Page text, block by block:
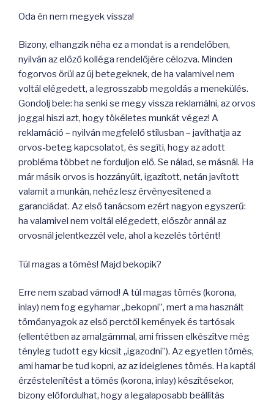
Oda én nem megyek vissza!
Bizony, elhangzik néha ez a mondat is a rendelőben,
nyilván az előző kolléga rendelőjére célozva. Minden
fogorvos örül az új betegeknek, de ha valamivel nem
voltál elégedett, a legrosszabb megoldás a menekülés.
Gondolj bele: ha senki se megy vissza reklamálni, az orvos
joggal hiszi azt, hogy tökéletes munkát végez! A
reklamáció – nyilván megfelelő stílusban – javíthatja az
orvos-beteg kapcsolatot, és segíti, hogy az adott
probléma többet ne forduljon elő. Se nálad, se másnál. Ha
már másik orvos is hozzányúlt, igazított, netán javított
valamit a munkán, nehéz lesz érvényesítened a
garanciádat. Az első tanácsom ezért nagyon egyszerű:
ha valamivel nem voltál elégedett, először annál az
orvosnál jelentkezzél vele, ahol a kezelés történt!
Túl magas a tömés! Majd bekopik?
Erre nem szabad várnod! A túl magas tömés (korona,
inlay) nem fog egyhamar „bekopni”, mert a ma használt
tömőanyagok az első perctől kemények és tartósak
(ellentétben az amalgámmal, ami frissen elkészítve még
tényleg tudott egy kicsit „igazodni”). Az egyetlen tömés,
ami hamar be tud kopni, az az ideiglenes tömés. Ha kaptál
érzéstelenítést a tömés (korona, inlay) készítésekor,
bizony előfordulhat, hogy a legalaposabb beállítás